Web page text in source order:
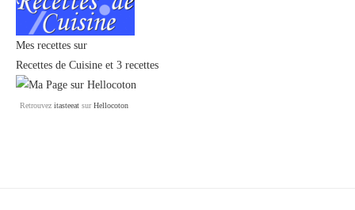
Mes recettes sur
Recettes de Cuisine et 3 recettes
Retrouvez itasteeat surHellocoton